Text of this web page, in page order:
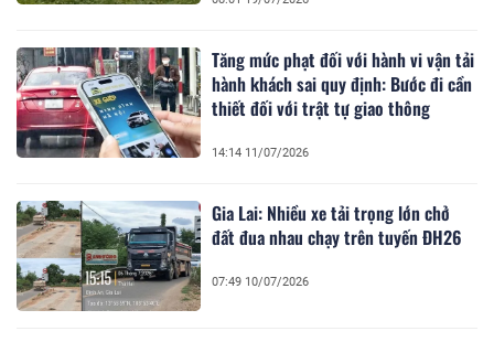
Tăng mức phạt đối với hành vi vận tải
hành khách sai quy định: Bước đi cần
thiết đối với trật tự giao thông
14:14 11/07/2026
Gia Lai: Nhiều xe tải trọng lớn chở
đất đua nhau chạy trên tuyến ĐH26
07:49 10/07/2026